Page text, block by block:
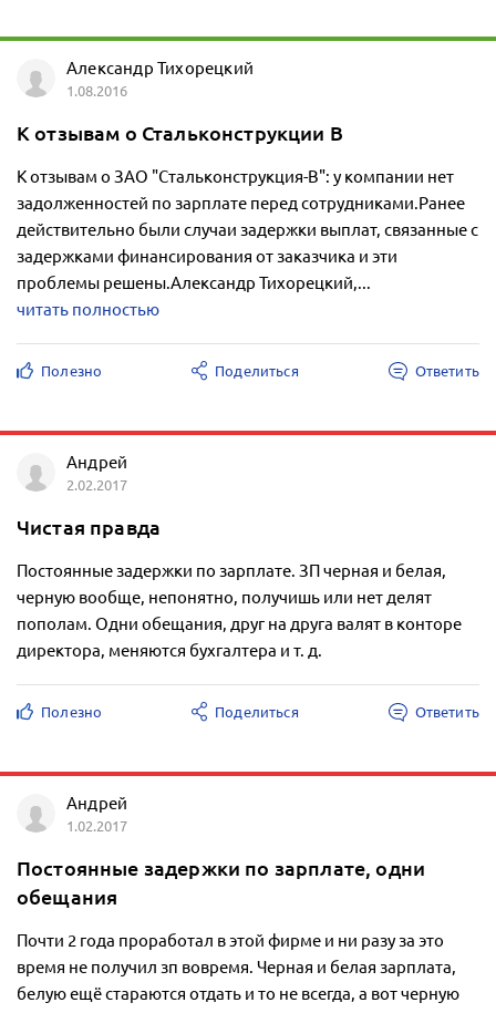
Александр Тихорецкий
1.08.2016
К отзывам о Стальконструкции В
К отзывам о ЗАО "Стальконструкция-В": у компании нет
задолженностей по зарплате перед сотрудниками.Ранее
действительно были случаи задержки выплат, связанные с
задержками финансирования от заказчика и эти
проблемы решены.Александр Тихорецкий,...
читать полностью
Полезно Поделиться Ответить
Андрей
2.02.2017
Чистая правда
Постоянные задержки по зарплате. ЗП черная и белая,
черную вообще, непонятно, получишь или нет делят
пополам. Одни обещания, друг на друга валят в конторе
директора, меняются бухгалтера и т. д.
Полезно Поделиться Ответить
Андрей
1.02.2017
Постоянные задержки по зарплате, одни
обещания
Почти 2 года проработал в этой фирме и ни разу за это
время не получил зп вовремя. Черная и белая зарплата,
белую ещё стараются отдать и то не всегда, а вот черную